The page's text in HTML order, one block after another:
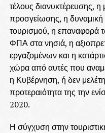
τέλους διανυκτέρευσης,
προσγείωσης, η δυναμική
τουρισμού, η επαναφορά
ΦΠΑ στα νησιά, η
εργαζομένων και η
χώρα από αυτές που
η Κυβέρνηση, ή δεν
προτεραιότητα της την
2020.
Η σύγχυση στην